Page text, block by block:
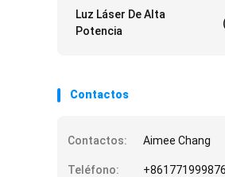
Luz Láser De Alta
Potencia
Contactos
Contactos: Aimee Chang
Teléfono: